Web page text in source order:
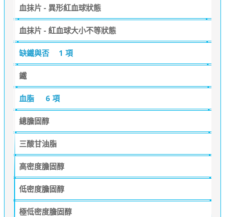
血抹片 - 異形紅血球狀態
血抹片 - 紅血球大小不等狀態
缺鐵與否 1 項
鐵
血脂 6 項
總膽固醇
三酸甘油脂
高密度膽固醇
低密度膽固醇
極低密度膽固醇